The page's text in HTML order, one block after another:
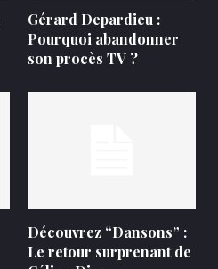
Gérard Depardieu :
Pourquoi abandonner
son procès TV ?
Découvrez “Dansons” :
Le retour surprenant de